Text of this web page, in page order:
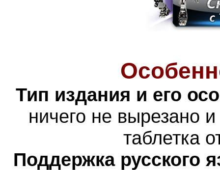
Тип издания и его
ничего не вырезано
таблетка
Поддержка русского